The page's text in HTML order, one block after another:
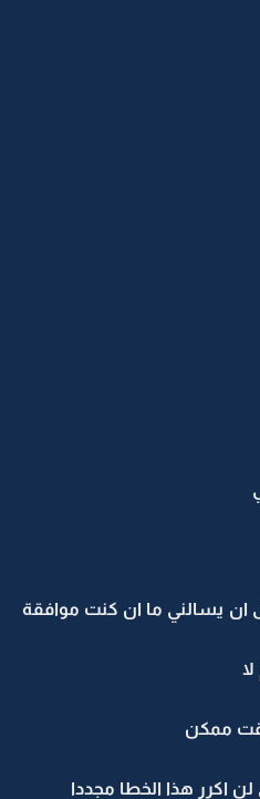
ان يسالني ما ان كنت موافقة
ممكن
اكرر هذا الخطا مجددا